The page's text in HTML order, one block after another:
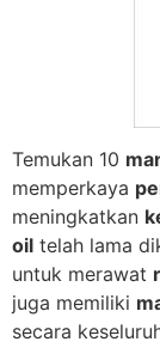
Temukan 10
memperkaya
meningkatkan
oil telah lama
untuk merawat
juga memiliki
secara